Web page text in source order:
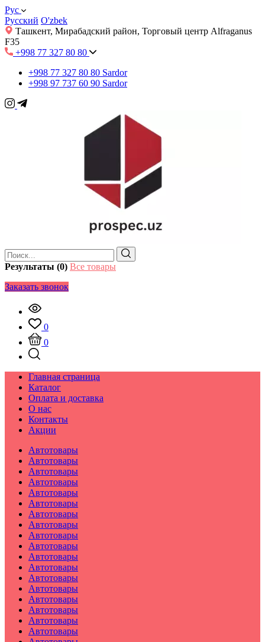
Рус
Русский O'zbek
Ташкент, Мирабадский район, Торговый центр Alfraganus
F35
+998 77 327 80 80
+998 77 327 80 80 Sardor
+998 97 737 60 90 Sardor
Результаты (0) Все товары
Заказать звонок
0
0
Главная страница
Каталог
Оплата и доставка
О нас
Контакты
Акции
Автотовары
Автотовары
Автотовары
Автотовары
Автотовары
Автотовары
Автотовары
Автотовары
Автотовары
Автотовары
Автотовары
Автотовары
Автотовары
Автотовары
Автотовары
Автотовары
Автотовары
Автотовары